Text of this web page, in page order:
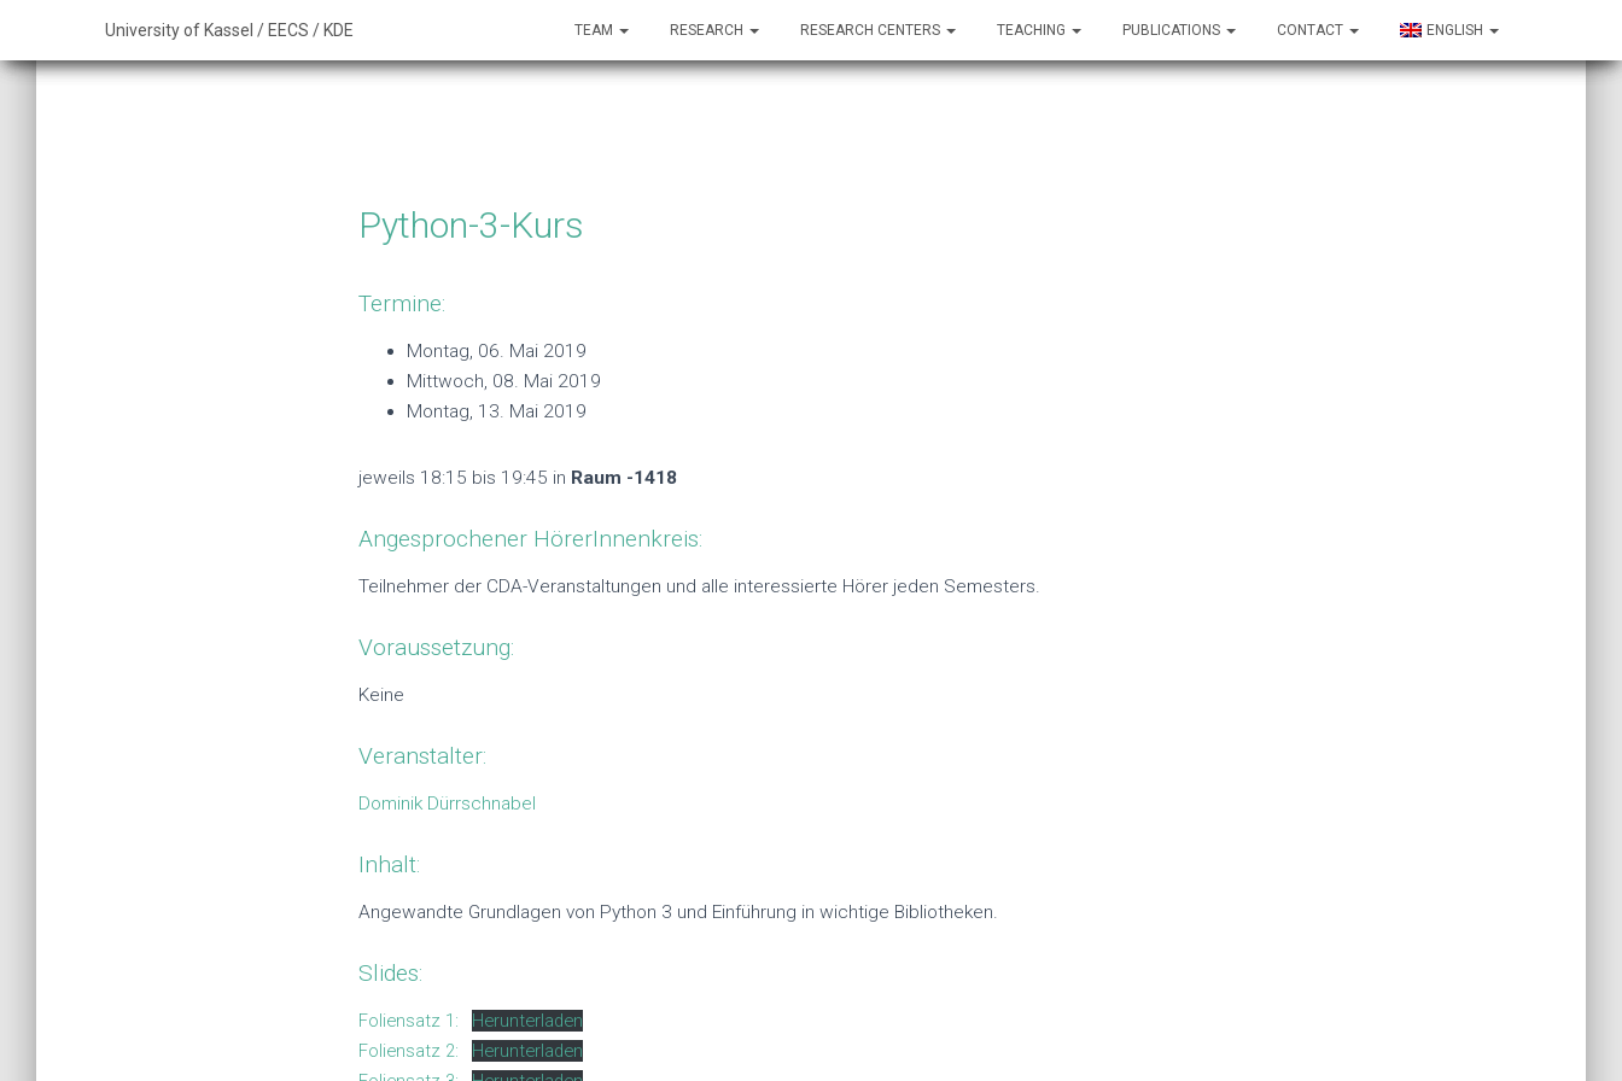
KDE - FB 16 - University of Kassel TEAM RESEARCH RESEARCH CENTERS TEACHING PUBLICATIONS CONTACT ENGLISH
University of Kassel / EECS / KDE TEAM RESEARCH RESEARCH CENTERS TEACHING PUBLICATIONS CONTACT ENGLISH
Python-3-Kurs
Termine:
Montag, 06. Mai 2019
Mittwoch, 08. Mai 2019
Montag, 13. Mai 2019
jeweils 18:15 bis 19:45 in Raum -1418
Angesprochener HörerInnenkreis:
Teilnehmer der CDA-Veranstaltungen und alle interessierte Hörer jeden Semesters.
Voraussetzung:
Keine
Veranstalter:
Dominik Dürrschnabel
Inhalt:
Angewandte Grundlagen von Python 3 und Einführung in wichtige Bibliotheken.
Slides:
Foliensatz 1:
Herunterladen
Foliensatz 2:
Herunterladen